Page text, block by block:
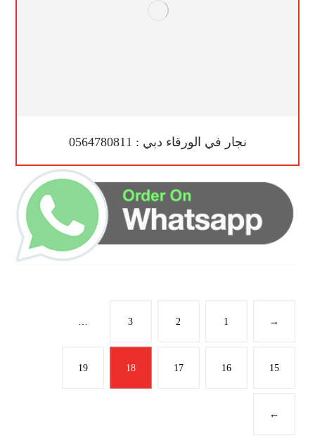
نجار في الورقاء دبي : 0564780811
→
1
2
3
15
16
17
18
19
←